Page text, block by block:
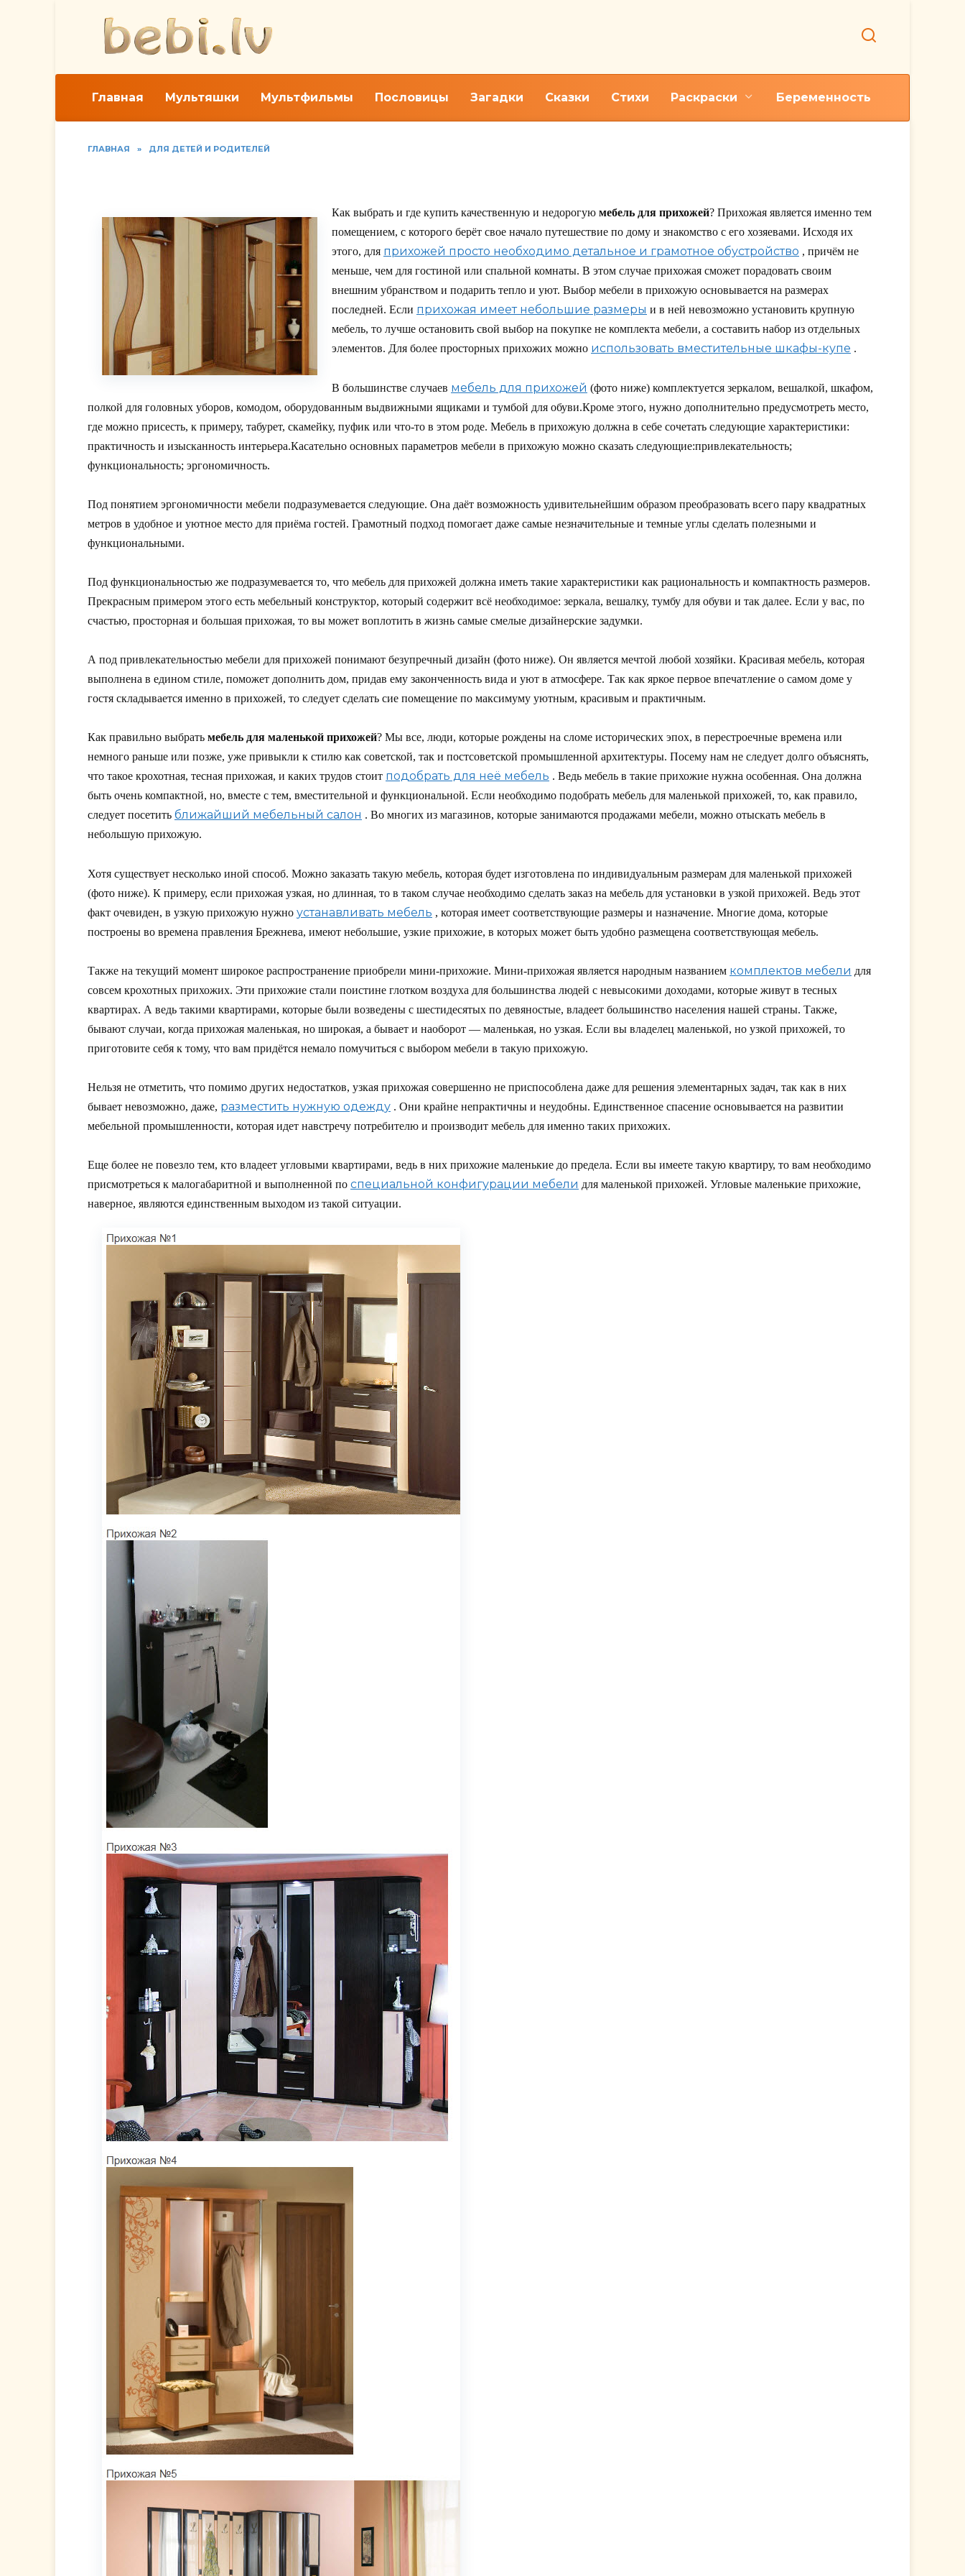
Главная Мультяшки Мультфильмы Пословицы Загадки Сказки Стихи Раскраски Беременность
ГЛАВНАЯ » ДЛЯ ДЕТЕЙ И РОДИТЕЛЕЙ
Как выбрать и где купить качественную и недорогую мебель для прихожей? Прихожая является именно тем
помещением, с которого берёт свое начало путешествие по дому и знакомство с его хозяевами. Исходя их
этого, для прихожей просто необходимо детальное и грамотное обустройство , причём не
меньше, чем для гостиной или спальной комнаты. В этом случае прихожая сможет порадовать своим
внешним убранством и подарить тепло и уют. Выбор мебели в прихожую основывается на размерах
последней. Если прихожая имеет небольшие размеры и в ней невозможно установить крупную
мебель, то лучше остановить свой выбор на покупке не комплекта мебели, а составить набор из отдельных
элементов. Для более просторных прихожих можно использовать вместительные шкафы-купе .
В большинстве случаев мебель для прихожей (фото ниже) комплектуется зеркалом, вешалкой, шкафом,
полкой для головных уборов, комодом, оборудованным выдвижными ящиками и тумбой для обуви.Кроме этого, нужно дополнительно предусмотреть место,
где можно присесть, к примеру, табурет, скамейку, пуфик или что-то в этом роде. Мебель в прихожую должна в себе сочетать следующие характеристики:
практичность и изысканность интерьера.Касательно основных параметров мебели в прихожую можно сказать следующие:привлекательность;
функциональность; эргономичность.
Под понятием эргономичности мебели подразумевается следующие. Она даёт возможность удивительнейшим образом преобразовать всего пару квадратных
метров в удобное и уютное место для приёма гостей. Грамотный подход помогает даже самые незначительные и темные углы сделать полезными и
функциональными.
Под функциональностью же подразумевается то, что мебель для прихожей должна иметь такие характеристики как рациональность и компактность размеров.
Прекрасным примером этого есть мебельный конструктор, который содержит всё необходимое: зеркала, вешалку, тумбу для обуви и так далее. Если у вас, по
счастью, просторная и большая прихожая, то вы может воплотить в жизнь самые смелые дизайнерские задумки.
А под привлекательностью мебели для прихожей понимают безупречный дизайн (фото ниже). Он является мечтой любой хозяйки. Красивая мебель, которая
выполнена в едином стиле, поможет дополнить дом, придав ему законченность вида и уют в атмосфере. Так как яркое первое впечатление о самом доме у
гостя складывается именно в прихожей, то следует сделать сие помещение по максимуму уютным, красивым и практичным.
Как правильно выбрать мебель для маленькой прихожей? Мы все, люди, которые рождены на сломе исторических эпох, в перестроечные времена или
немного раньше или позже, уже привыкли к стилю как советской, так и постсоветской промышленной архитектуры. Посему нам не следует долго объяснять,
что такое крохотная, тесная прихожая, и каких трудов стоит подобрать для неё мебель . Ведь мебель в такие прихожие нужна особенная. Она должна
быть очень компактной, но, вместе с тем, вместительной и функциональной. Если необходимо подобрать мебель для маленькой прихожей, то, как правило,
следует посетить ближайший мебельный салон . Во многих из магазинов, которые занимаются продажами мебели, можно отыскать мебель в
небольшую прихожую.
Хотя существует несколько иной способ. Можно заказать такую мебель, которая будет изготовлена по индивидуальным размерам для маленькой прихожей
(фото ниже). К примеру, если прихожая узкая, но длинная, то в таком случае необходимо сделать заказ на мебель для установки в узкой прихожей. Ведь этот
факт очевиден, в узкую прихожую нужно устанавливать мебель , которая имеет соответствующие размеры и назначение. Многие дома, которые
построены во времена правления Брежнева, имеют небольшие, узкие прихожие, в которых может быть удобно размещена соответствующая мебель.
Также на текущий момент широкое распространение приобрели мини-прихожие. Мини-прихожая является народным названием комплектов мебели для
совсем крохотных прихожих. Эти прихожие стали поистине глотком воздуха для большинства людей с невысокими доходами, которые живут в тесных
квартирах. А ведь такими квартирами, которые были возведены с шестидесятых по девяностые, владеет большинство населения нашей страны. Также,
бывают случаи, когда прихожая маленькая, но широкая, а бывает и наоборот — маленькая, но узкая. Если вы владелец маленькой, но узкой прихожей, то
приготовите себя к тому, что вам придётся немало помучиться с выбором мебели в такую прихожую.
Нельзя не отметить, что помимо других недостатков, узкая прихожая совершенно не приспособлена даже для решения элементарных задач, так как в них
бывает невозможно, даже, разместить нужную одежду . Они крайне непрактичны и неудобны. Единственное спасение основывается на развитии
мебельной промышленности, которая идет навстречу потребителю и производит мебель для именно таких прихожих.
Еще более не повезло тем, кто владеет угловыми квартирами, ведь в них прихожие маленькие до предела. Если вы имеете такую квартиру, то вам необходимо
присмотреться к малогабаритной и выполненной по специальной конфигурации мебели для маленькой прихожей. Угловые маленькие прихожие,
наверное, являются единственным выходом из такой ситуации.